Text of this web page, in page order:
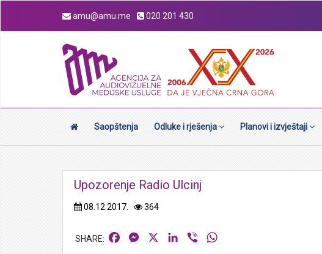
amu@amu.me 020 201 430
Saopštenja Odluke i rješenja Planovi i izvještaji
Upozorenje Radio Ulcinj
08.12.2017. 364
FacebookMessengerLinkedIn
Viber